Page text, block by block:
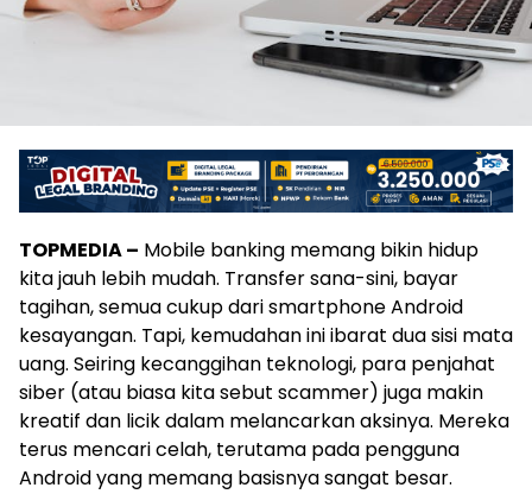
TOPMEDIA – Mobile banking memang bikin hidup
kita jauh lebih mudah. Transfer sana-sini, bayar
tagihan, semua cukup dari smartphone Android
kesayangan. Tapi, kemudahan ini ibarat dua sisi mata
uang. Seiring kecanggihan teknologi, para penjahat
siber (atau biasa kita sebut scammer) juga makin
kreatif dan licik dalam melancarkan aksinya. Mereka
terus mencari celah, terutama pada pengguna
Android yang memang basisnya sangat besar.